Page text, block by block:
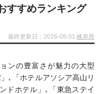
すすめランキング
最終更新日：2026-08-01岐阜県
ンの豊富さが魅力の大型
､「ホテルアソシア高山リ
ドホテル」､「東急ステイ